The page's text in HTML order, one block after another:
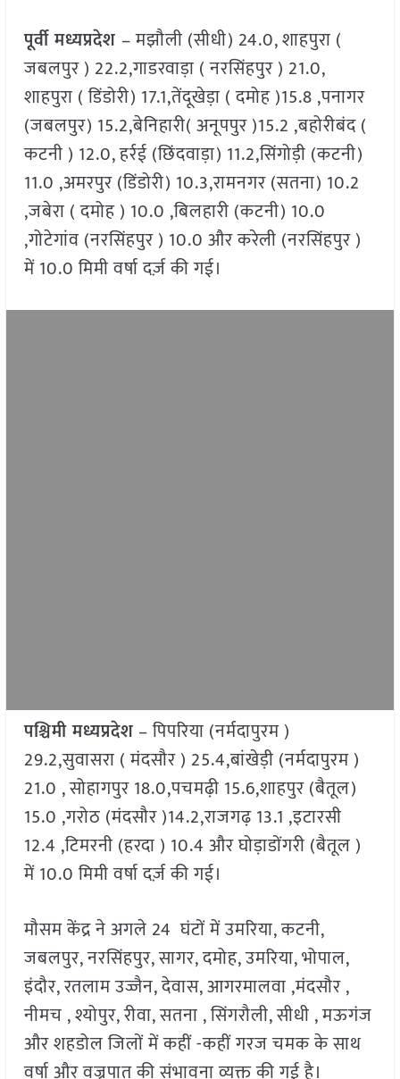
पूर्वी मध्यप्रदेश – मझौली (सीधी) 24.0, शाहपुरा (
जबलपुर ) 22.2,गाडरवाड़ा ( नरसिंहपुर ) 21.0,
शाहपुरा ( डिंडोरी) 17.1,तेंदूखेड़ा ( दमोह )15.8 ,पनागर
(जबलपुर) 15.2,बेनिहारी( अनूपपुर )15.2 ,बहोरीबंद (
कटनी ) 12.0, हर्रई (छिंदवाड़ा) 11.2,सिंगोड़ी (कटनी)
11.0 ,अमरपुर (डिंडोरी) 10.3,रामनगर (सतना) 10.2
,जबेरा ( दमोह ) 10.0 ,बिलहारी (कटनी) 10.0
,गोटेगांव (नरसिंहपुर ) 10.0 और करेली (नरसिंहपुर )
में 10.0 मिमी वर्षा दर्ज़ की गई।
पश्चिमी मध्यप्रदेश – पिपरिया (नर्मदापुरम )
29.2,सुवासरा ( मंदसौर ) 25.4,बांखेड़ी (नर्मदापुरम )
21.0 , सोहागपुर 18.0,पचमढ़ी 15.6,शाहपुर (बैतूल)
15.0 ,गरोठ (मंदसौर )14.2,राजगढ़ 13.1 ,इटारसी
12.4 ,टिमरनी (हरदा ) 10.4 और घोड़ाडोंगरी (बैतूल )
में 10.0 मिमी वर्षा दर्ज़ की गई।
मौसम केंद्र ने अगले 24 घंटों में उमरिया, कटनी,
जबलपुर, नरसिंहपुर, सागर, दमोह, उमरिया, भोपाल,
इंदौर, रतलाम उज्जैन, देवास, आगरमालवा ,मंदसौर ,
नीमच , श्योपुर, रीवा, सतना , सिंगरौली, सीधी , मऊगंज
और शहडोल जिलों में कहीं -कहीं गरज चमक के साथ